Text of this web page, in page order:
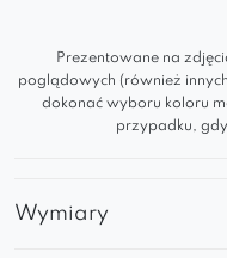
Nowoczesny
prostymi, ale
pasują do
dbając o
Solidna
Prezentowane na
poglądowych (również
dokonać wyboru koloru
przypadku,
Wymiary